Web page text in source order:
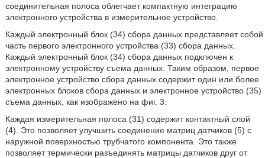
соединительная полоса облегчает компактную интеграцию
электронного устройства в измерительное устройство.
Каждый электронный блок (34) сбора данных представляет собой
часть первого электронного устройства (33) сбора данных.
Каждый электронный блок (34) сбора данных подключен к
электронному устройству съема данных. Таким образом, первое
электронное устройство сбора данных содержит один или более
электронных блоков сбора данных и электронное устройство (35)
съема данных, как изображено на фиг. 3.
Каждая измерительная полоса (31) содержит контактный слой
(4). Это позволяет улучшить соединение матриц датчиков (5) с
наружной поверхностью трубчатого компонента. Это также
позволяет термически разъединять матрицы датчиков друг от